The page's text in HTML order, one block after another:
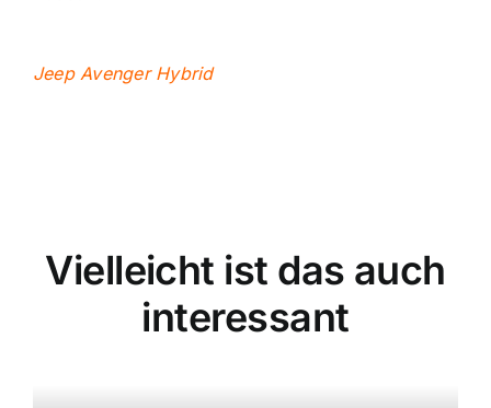
Jeep Avenger Hybrid
Vielleicht ist das auch
interessant